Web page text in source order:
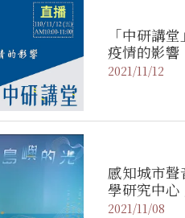
「中研講
疫情的影響
2021/11/12
感知城市
學研究中心
2021/11/08